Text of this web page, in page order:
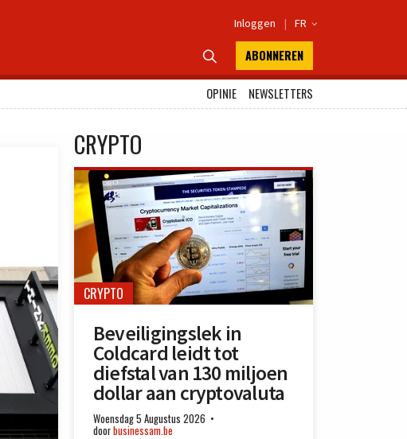
Inloggen | FR 
 ABONNEREN
OPINIE
NEWSLETTERS
CRYPTO
CRYPTO
Beveiligingslek in
Coldcard leidt tot
diefstal van 130 miljoen
dollar aan cryptovaluta
Woensdag 5 Augustus 2026
doorbusinessam.be